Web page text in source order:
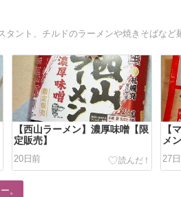
【西山ラーメン】濃厚味噌【限
定販売】
20日前
【
メ
27
。